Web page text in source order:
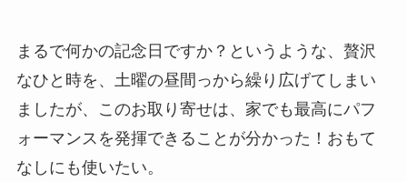
まるで何かの記念日ですか？というような、贅沢
なひと時を、土曜の昼間っから繰り広げてしまい
ましたが、このお取り寄せは、家でも最高にパフ
ォーマンスを発揮できることが分かった！おもて
なしにも使いたい。